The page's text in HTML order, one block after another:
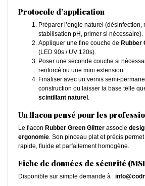
Protocole d’application
Préparer l’ongle naturel
stabilisation pH, primer si nécessaire).
Appliquer une fine couche de Rubber
(LED 90s / UV 120s).
Poser une seconde couche si
renforcé ou une mini extension.
Finaliser avec un vernis semi-
construction ou laisser la base telle
scintillant naturel .
Un flacon pensé pour les
Le flacon Rubber Green Glitter associe
ergonomie. Son pinceau plat et précis
rapide, fluide et parfaitement homogène.
Fiche de données de sécurité
Disponible sur simple demande à :